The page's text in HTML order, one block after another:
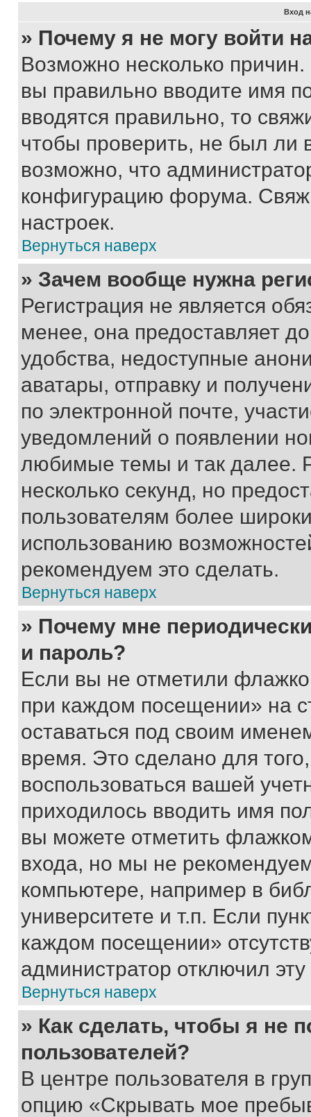
Вход
» Почему я не могу войти
Возможно несколько
вы правильно вводите имя
вводятся правильно, то
чтобы проверить, не был ли
возможно, что
конфигурацию форума.
настроек.
Вернуться наверх
» Зачем вообще нужна
Регистрация не является
менее, она предоставляет
удобства, недоступные
аватары, отправку и
по электронной почте,
уведомлений о появлении
любимые темы и так далее.
несколько секунд, но
пользователям более
использованию
рекомендуем это сделать.
Вернуться наверх
» Почему мне
и пароль?
Если вы не отметили
при каждом посещении» на
оставаться под своим
время. Это сделано для
воспользоваться вашей
приходилось вводить имя
вы можете отметить
входа, но мы не
компьютере, например в
университете и т.п. Если
каждом посещении»
администратор отключил
Вернуться наверх
» Как сделать, чтобы я не
пользователей?
В центре пользователя в
опцию «Скрывать мое